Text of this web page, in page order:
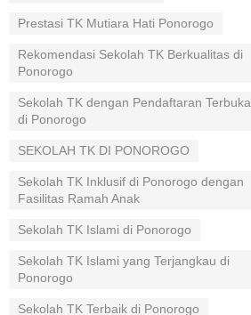
Prestasi TK Mutiara Hati Ponorogo
Rekomendasi Sekolah TK Berkualitas di
Ponorogo
Sekolah TK dengan Pendaftaran Terbuka
di Ponorogo
SEKOLAH TK DI PONOROGO
Sekolah TK Inklusif di Ponorogo dengan
Fasilitas Ramah Anak
Sekolah TK Islami di Ponorogo
Sekolah TK Islami yang Terjangkau di
Ponorogo
Sekolah TK Terbaik di Ponorogo